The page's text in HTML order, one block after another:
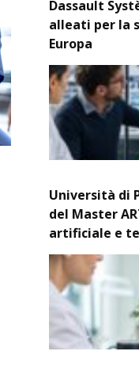
Dassault
alleati per la
Europa
Università di
del Master
artificiale e